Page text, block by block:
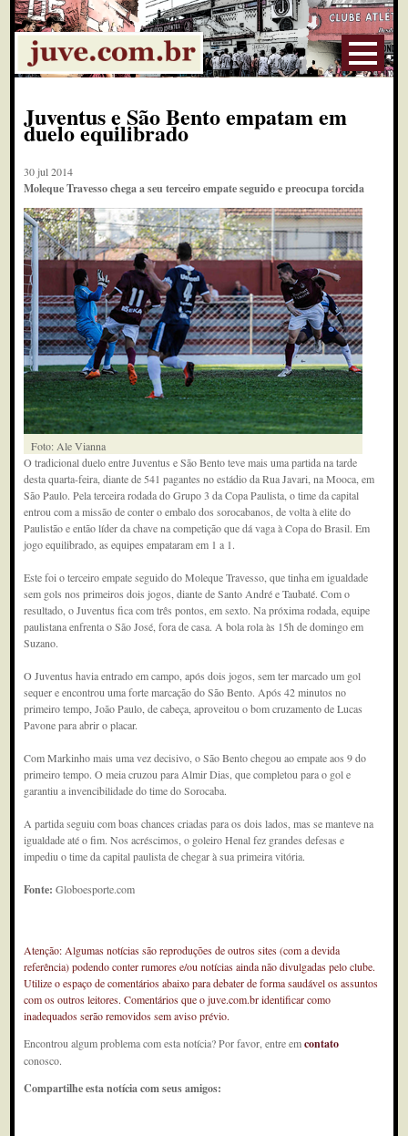
Juventus e São Bento empatam em
duelo equilibrado
30 jul 2014
Moleque Travesso chega a seu terceiro empate seguido e preocupa torcida
Foto: Ale Vianna
O tradicional duelo entre Juventus e São Bento teve mais uma partida na tarde
desta quarta-feira, diante de 541 pagantes no estádio da Rua Javari, na Mooca, em
São Paulo. Pela terceira rodada do Grupo 3 da Copa Paulista, o time da capital
entrou com a missão de conter o embalo dos sorocabanos, de volta à elite do
Paulistão e então líder da chave na competição que dá vaga à Copa do Brasil. Em
jogo equilibrado, as equipes empataram em 1 a 1.
Este foi o terceiro empate seguido do Moleque Travesso, que tinha em igualdade
sem gols nos primeiros dois jogos, diante de Santo André e Taubaté. Com o
resultado, o Juventus fica com três pontos, em sexto. Na próxima rodada, equipe
paulistana enfrenta o São José, fora de casa. A bola rola às 15h de domingo em
Suzano.
O Juventus havia entrado em campo, após dois jogos, sem ter marcado um gol
sequer e encontrou uma forte marcação do São Bento. Após 42 minutos no
primeiro tempo, João Paulo, de cabeça, aproveitou o bom cruzamento de Lucas
Pavone para abrir o placar.
Com Markinho mais uma vez decisivo, o São Bento chegou ao empate aos 9 do
primeiro tempo. O meia cruzou para Almir Dias, que completou para o gol e
garantiu a invencibilidade do time do Sorocaba.
A partida seguiu com boas chances criadas para os dois lados, mas se manteve na
igualdade até o fim. Nos acréscimos, o goleiro Henal fez grandes defesas e
impediu o time da capital paulista de chegar à sua primeira vitória.
Fonte:Globoesporte.com
Atenção: Algumas notícias são reproduções de outros sites (com a devida
referência) podendo conter rumores e/ou notícias ainda não divulgadas pelo clube.
Utilize o espaço de comentários abaixo para debater de forma saudável os assuntos
com os outros leitores. Comentários que o juve.com.br identificar como
inadequados serão removidos sem aviso prévio.
Encontrou algum problema com esta notícia? Por favor, entre emcontato
conosco.
Compartilhe esta notícia com seus amigos: